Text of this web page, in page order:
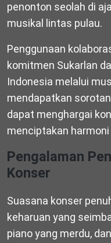
penonton seolah di
musikal lintas pulau.
Penggunaan
komitmen Sukarlan
Indonesia melalui
mendapatkan
dapat menghargai
menciptakan
Pengalaman
Konser
Suasana konser
keharuan yang
piano yang merdu,